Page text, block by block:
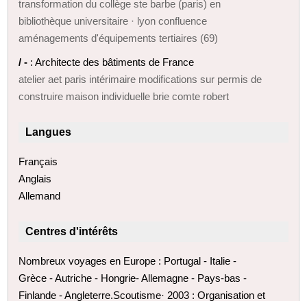
transformation du collège ste barbe (paris) en
bibliothèque universitaire · lyon confluence
aménagements d'équipements tertiaires (69)
/ - : Architecte des bâtiments de France
atelier aet paris intérimaire modifications sur permis de
construire maison individuelle brie comte robert
Langues
Français
Anglais
Allemand
Centres d'intérêts
Nombreux voyages en Europe : Portugal - Italie -
Grèce - Autriche - Hongrie- Allemagne - Pays-bas -
Finlande - Angleterre.Scoutisme· 2003 : Organisation et